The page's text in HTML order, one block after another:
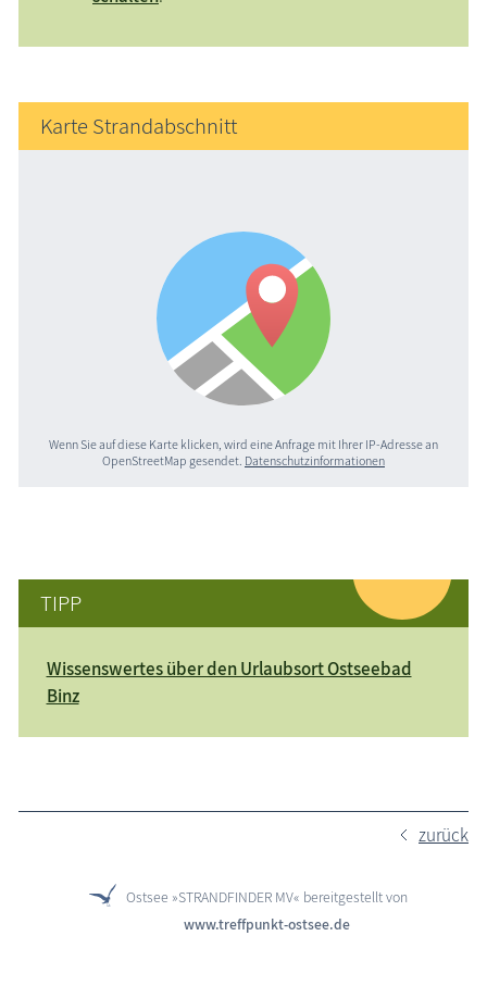
Karte Strandabschnitt
Wenn Sie auf diese Karte klicken, wird eine Anfrage mit Ihrer IP-Adresse an
OpenStreetMap gesendet. Datenschutzinformationen
TIPP
Wissenswertes über den Urlaubsort Ostseebad
Binz
zurück
Ostsee »STRANDFINDER MV« bereitgestellt von
www.treffpunkt-ostsee.de